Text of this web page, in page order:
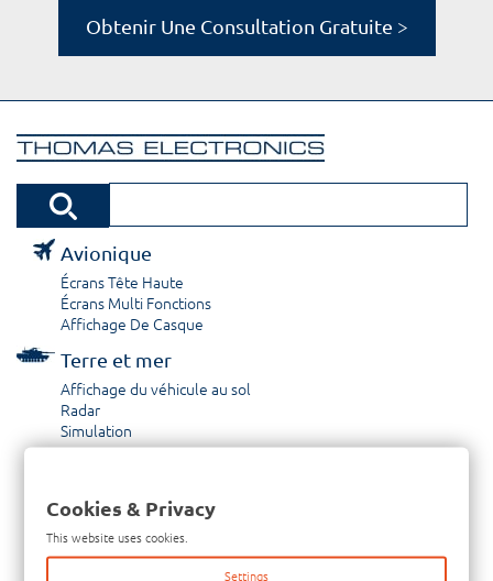
Obtenir Une Consultation Gratuite >
Avionique
Écrans Tête Haute
Écrans Multi Fonctions
Affichage De Casque
Terre et mer
Affichage du véhicule au sol
Radar
Simulation
Réhabilitation CRT
Capacités
À propos / Historique
Cookies & Privacy
This website uses cookies.
Settings